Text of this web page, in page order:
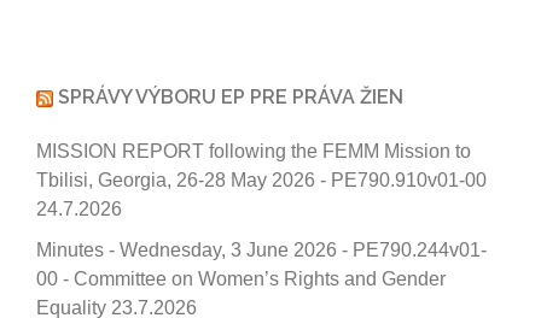
SPRÁVY VÝBORU EP PRE PRÁVA ŽIEN
MISSION REPORT following the FEMM Mission to
Tbilisi, Georgia, 26-28 May 2026 - PE790.910v01-00
24.7.2026
Minutes - Wednesday, 3 June 2026 - PE790.244v01-
00 - Committee on Women’s Rights and Gender
Equality 23.7.2026